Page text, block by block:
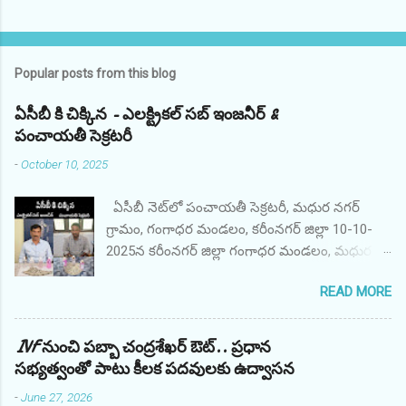
Popular posts from this blog
ఏసీబీ కి చిక్కిన - ఎలక్ట్రికల్ సబ్ ఇంజనీర్ &
పంచాయతీ సెక్రటరీ
-October 10, 2025
ఏసీబీ నెట్‌లో పంచాయతీ సెక్రటరీ, మధుర నగర్
గ్రామం, గంగాధర మండలం, కరీంనగర్ జిల్లా 10-10-
2025న కరీంనగర్ జిల్లా గంగాధర మండలం, మధుర
ఇందిరమ్మ గృహనిర్మాణ పథకం కోసం ఫిర్యాదుదారుడి
ఫైల్‌ను ప్రాసెస్ చేయడానికి అధికారిక అనుకూలంగా
వ్యవహరించినందుకు ఫిర్యాదుదారుడి నుండి రూ.
10,000/- లంచం డిమాండ్ చేసి స్వీకరించినప్పుడు
తెలంగాణ ACB, కరీంనగర్ యూనిట్ వారు రెడ్
READ MORE
IVF నుంచి పబ్బా చంద్రశేఖర్ ఔట్.. ప్రధాన
సభ్యత్వంతో పాటు కీలక పదవులకు ఉద్వాసన
-June 27, 2026